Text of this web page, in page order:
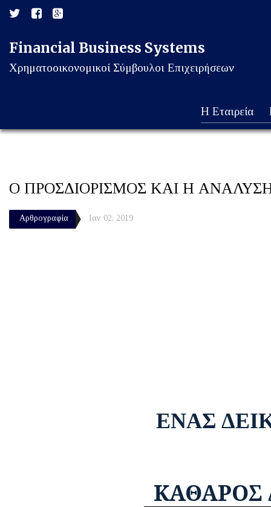
Financial Business Systems
Χρηματοοικονομικοί Σύμβουλοι Επιχειρήσεων
Η Εταιρεία
Ο ΠΡΟΣΔΙΟΡΙΣΜΟΣ ΚΑΙ Η
Αρθρογραφία Ιαν 02, 2019
ΕΝΑΣ
ΚΑΘΑΡΟΣ